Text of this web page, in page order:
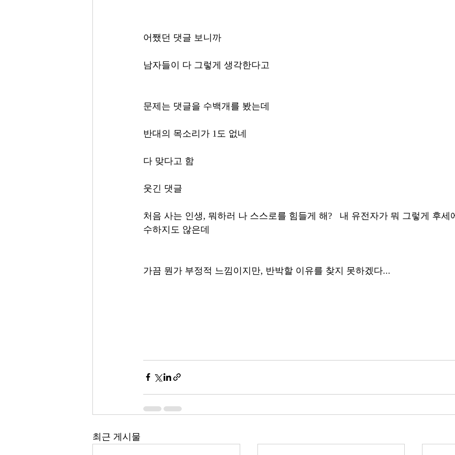
어쨌던 댓글 보니까
남자들이 다 그렇게 생각한다고
문제는 댓글을 수백개를 봤는데
반대의 목소리가 1도 없네
다 맞다고 함
웃긴 댓글
처음 사는 인생, 뭐하러 나 스스로를 힘들게 해?   내 유전자가 뭐 그렇게 후세
수하지도 않은데
가끔 뭔가 부정적 느낌이지만, 반박할 이유를 찾지 못하겠다...
최근 게시물